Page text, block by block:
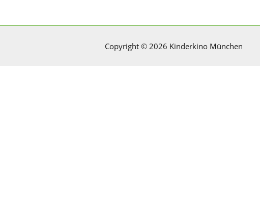
Copyright © 2026 Kinderkino München